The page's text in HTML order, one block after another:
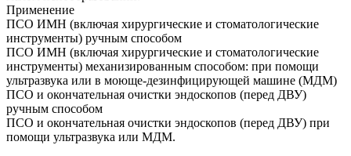
Применение
ПСО ИМН (включая хирургические и стоматологические
инструменты) ручным способом
ПСО ИМН (включая хирургические и стоматологические
инструменты) механизированным способом: при помощи
ультразвука или в моюще-дезинфицирующей машине (МДМ)
ПСО и окончательная очистки эндоскопов (перед ДВУ)
ручным способом
ПСО и окончательная очистки эндоскопов (перед ДВУ) при
помощи ультразвука или МДМ.